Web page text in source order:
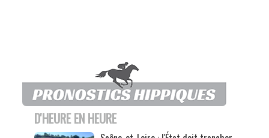
D'HEURE EN HEURE